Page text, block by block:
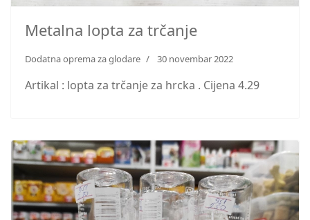
Metalna lopta za trčanje
Dodatna oprema za glodare 30 novembar 2022
Artikal : lopta za trčanje za hrcka . Cijena 4.29